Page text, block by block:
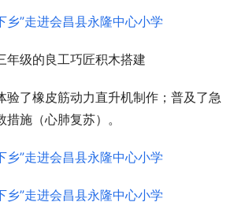
年级的良工巧匠积木搭建
验了橡皮筋动力直升机制作；普及了急
措施（心肺复苏）。